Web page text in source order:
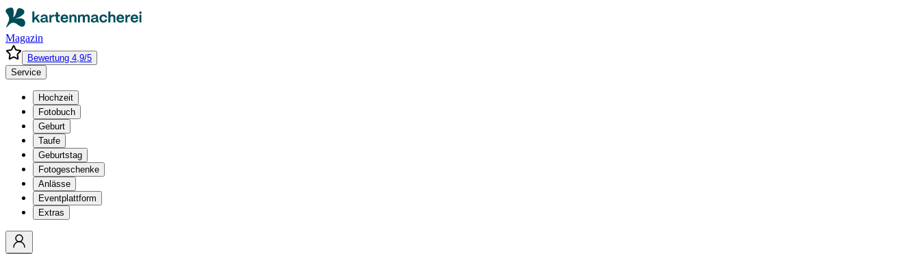
Magazin
Bewertung 4,9/5
Service
Hochzeit
Fotobuch
Geburt
Taufe
Geburtstag
Fotogeschenke
Anlässe
Eventplattform
Extras